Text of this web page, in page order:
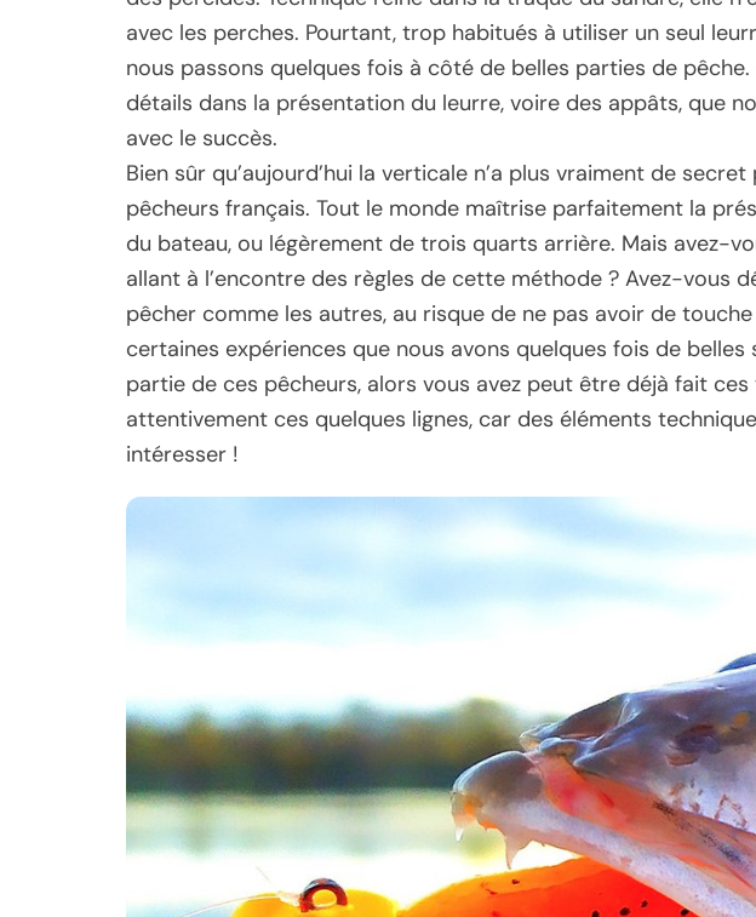
avec les perches. Pourtant, trop habitués à utiliser un seul
nous passons quelques fois à côté de belles parties de pêche.
détails dans la présentation du leurre, voire des appâts, que
avec le succès.
Bien sûr qu’aujourd’hui la verticale n’a plus vraiment de secret
pêcheurs français. Tout le monde maîtrise parfaitement la
du bateau, ou légèrement de trois quarts arrière. Mais avez-
allant à l’encontre des règles de cette méthode ? Avez-vous
pêcher comme les autres, au risque de ne pas avoir de touche
certaines expériences que nous avons quelques fois de belles
partie de ces pêcheurs, alors vous avez peut être déjà fait
attentivement ces quelques lignes, car des éléments
intéresser !